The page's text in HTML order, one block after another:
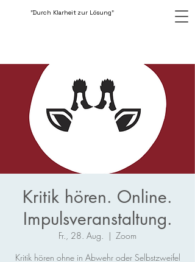
"Durch Klarheit zur Lösung"
Kritik hören. Online.
Impulsveranstaltung.
Fr., 28. Aug.
  |
Zoom
Kritik hören ohne in Abwehr oder Selbstzweifel